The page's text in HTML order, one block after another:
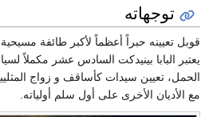
توجهاته
قوبل تعيينه حبراً أعظماً لأكبر طائفة
يعتبر البابا بينيدكت السادس عشر مكملاً
الحمل، تعيين سيدات كأساقف و زواج
مع الأديان الأخرى على أول سلم أولياته.